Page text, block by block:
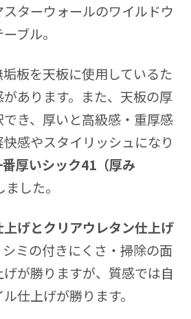
ターウォールのワイルドウ
ブル。
板を天板に使用しているた
あります。また、天板の厚
き、厚いと高級感・重厚感
感やスタイリッシュになり
厚いシック41（厚み
ました。
上げとクリアウレタン仕上げ
ミの付きにくさ・掃除の面
が勝りますが、質感では自
仕上げが勝ります。